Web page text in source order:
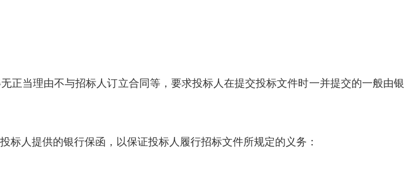
当理由不与招标人订立合同等，要求投标人在提交投标文件时一并提交的一般由银
人提供的银行保函，以保证投标人履行招标文件所规定的义务：